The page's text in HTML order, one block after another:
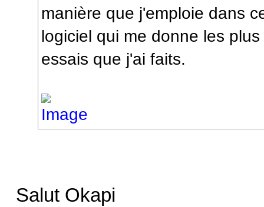
manière que j'emploie dans
logiciel qui me donne les
essais que j'ai faits.
Salut Okapi